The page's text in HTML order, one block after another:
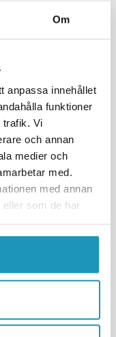
Om
anpassa innehållet
funktioner
trafik. Vi
och annan
medier och
med.
med annan
som de har
med spår, till
(ink. moms) 89 kr
I KUNDVAGN